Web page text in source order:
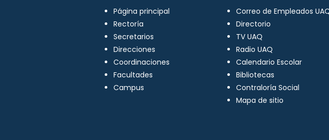
Página principal
Rectoría
Secretarios
Direcciones
Coordinaciones
Facultades
Campus
Correo de Empleados
Directorio
TV UAQ
Radio UAQ
Calendario Escolar
Bibliotecas
Contraloría Social
Mapa de sitio